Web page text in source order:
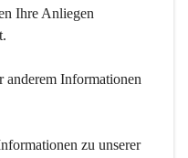
Ihre Anliegen
an­de­rem Informationen
zu unserer